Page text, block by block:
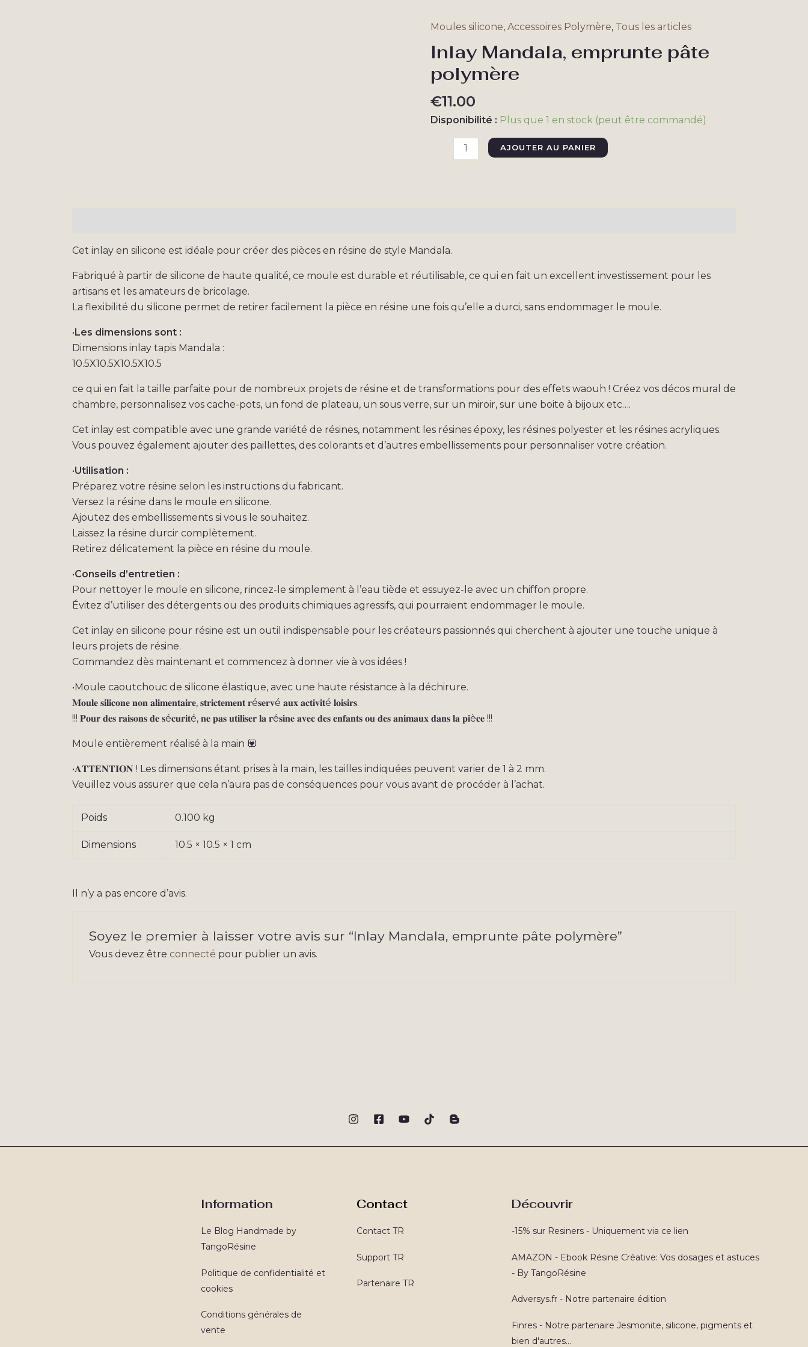
Moules silicone,Accessoires Polymère, Tous les articles
Inlay Mandala, emprunte pâte
polymère
€11.00
Disponibilité : Plus que 1 en stock (peut être commandé)
quantité
AJOUTER AU PANIER
Cet inlay en silicone est idéale pour créer des pièces en résine de style Mandala.
Fabriqué à partir de silicone de haute qualité, ce moule est durable et réutilisable, ce qui en fait un excellent investissement pour les
artisans et les amateurs de bricolage.
La flexibilité du silicone permet de retirer facilement la pièce en résine une fois qu’elle a durci, sans endommager le moule.
• Les dimensions sont :
Dimensions inlay tapis Mandala :
10.5X10.5X10.5X10.5
ce qui en fait la taille parfaite pour de nombreux projets de résine et de transformations pour des effets waouh ! Créez vos décos mural de
chambre, personnalisez vos cache-pots, un fond de plateau, un sous verre, sur un miroir, sur une boite à bijoux etc….
Cet inlay est compatible avec une grande variété de résines, notamment les résines époxy, les résines polyester et les résines acryliques.
Vous pouvez également ajouter des paillettes, des colorants et d’autres embellissements pour personnaliser votre création.
•Utilisation :
Préparez votre résine selon les instructions du fabricant.
Versez la résine dans le moule en silicone.
Ajoutez des embellissements si vous le souhaitez.
Laissez la résine durcir complètement.
Retirez délicatement la pièce en résine du moule.
•Conseils d’entretien :
Pour nettoyer le moule en silicone, rincez-le simplement à l’eau tiède et essuyez-le avec un chiffon propre.
Évitez d’utiliser des détergents ou des produits chimiques agressifs, qui pourraient endommager le moule.
Cet inlay en silicone pour résine est un outil indispensable pour les créateurs passionnés qui cherchent à ajouter une touche unique à
leurs projets de résine.
Commandez dès maintenant et commencez à donner vie à vos idées !
•Moule caoutchouc de silicone élastique, avec une haute résistance à la déchirure.
𝐌𝐨𝐮𝐥𝐞 𝐬𝐢𝐥𝐢𝐜𝐨𝐧𝐞 𝐧𝐨𝐧 𝐚𝐥𝐢𝐦𝐞𝐧𝐭𝐚𝐢𝐫𝐞, 𝐬𝐭𝐫𝐢𝐜𝐭𝐞𝐦𝐞𝐧𝐭 𝐫é𝐬𝐞𝐫𝐯é 𝐚𝐮𝐱 𝐚𝐜𝐭𝐢𝐯𝐢𝐭é 𝐥𝐨𝐢𝐬𝐢𝐫𝐬.
!!! 𝐏𝐨𝐮𝐫 𝐝𝐞𝐬 𝐫𝐚𝐢𝐬𝐨𝐧𝐬 𝐝𝐞 𝐬é𝐜𝐮𝐫𝐢𝐭é, 𝐧𝐞 𝐩𝐚𝐬 𝐮𝐭𝐢𝐥𝐢𝐬𝐞𝐫 𝐥𝐚 𝐫é𝐬𝐢𝐧𝐞 𝐚𝐯𝐞𝐜 𝐝𝐞𝐬 𝐞𝐧𝐟𝐚𝐧𝐭𝐬 𝐨𝐮 𝐝𝐞𝐬 𝐚𝐧𝐢𝐦𝐚𝐮𝐱 𝐝𝐚𝐧𝐬 𝐥𝐚 𝐩𝐢è𝐜𝐞 !!!
Moule entièrement réalisé à la main 💟
•𝐀𝐓𝐓𝐄𝐍𝐓𝐈𝐎𝐍 ! Les dimensions étant prises à la main, les tailles indiquées peuvent varier de 1 à 2 mm.
Veuillez vous assurer que cela n’aura pas de conséquences pour vous avant de procéder à l’achat.
Poids 0.100 kg
Dimensions 10.5 × 10.5 × 1 cm
Il n’y a pas encore d’avis.
Soyez le premier à laisser votre avis sur “Inlay Mandala, emprunte pâte polymère”
Vous devez être connecté pour publier un avis.
Information
Le Blog Handmade by
TangoRésine
Politique de confidentialité et
cookies
Conditions générales de
vente
Contact
Contact TR
Support TR
Partenaire TR
Découvrir
-15% sur Resiners - Uniquement via ce lien
AMAZON - Ebook Résine Créative: Vos dosages et astuces
- By TangoRésine
Adversys.fr - Notre partenaire édition
Finres - Notre partenaire Jesmonite, silicone, pigments et
bien d'autres...